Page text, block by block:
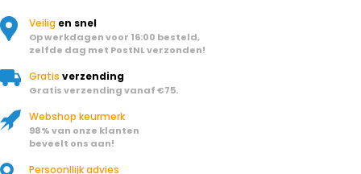
Veilig en snel
Op werkdagen voor 16:00 besteld,
zelfde dag met PostNL verzonden!
Gratis verzending
Gratis verzending vanaf €75.
Webshop keurmerk
98% van onze klanten
beveelt ons aan!
Persoonllijk advies